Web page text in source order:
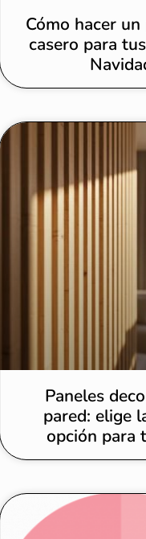
Cómo hacer
casero para
Paneles
pared: elige
opción para